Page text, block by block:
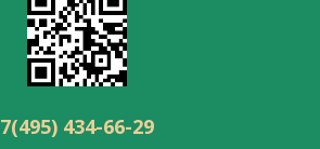
7(495) 434-66-29